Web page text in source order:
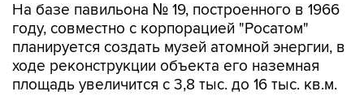
На базе павильона № 19, построенного в 1966
году, совместно с корпорацией "Росатом"
планируется создать музей атомной энергии, в
ходе реконструкции объекта его наземная
площадь увеличится с 3,8 тыс. до 16 тыс. кв.м.